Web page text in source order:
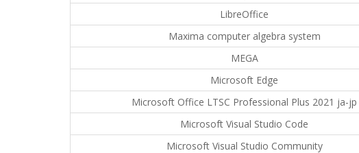
LibreOffice
Maxima computer algebra system
MEGA
Microsoft Edge
Microsoft Office LTSC Professional Plus 2021 ja-jp
Microsoft Visual Studio Code
Microsoft Visual Studio Community